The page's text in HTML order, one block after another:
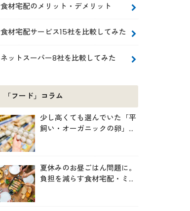
食材宅配のメリット・デメリット
食材宅配サービス15社を比較してみた
ネットスーパー8社を比較してみた
「フード」コラム
少し高くても選んでいた「平
飼い・オーガニックの卵」。
夏休みのお昼ごはん問題に。
負担を減らす食材宅配・ミー